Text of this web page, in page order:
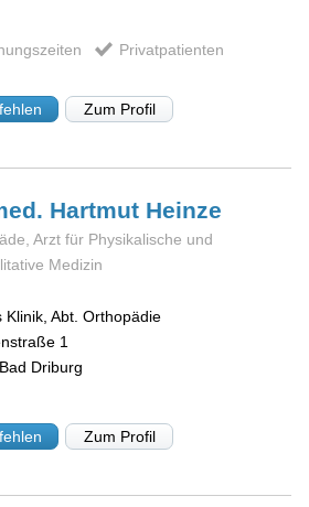
Privatpatienten
Zum Profil
Hartmut Heinze
Arzt für Physikalische und
Medizin
Klinik, Abt. Orthopädie
1
Bad Driburg
Zum Profil